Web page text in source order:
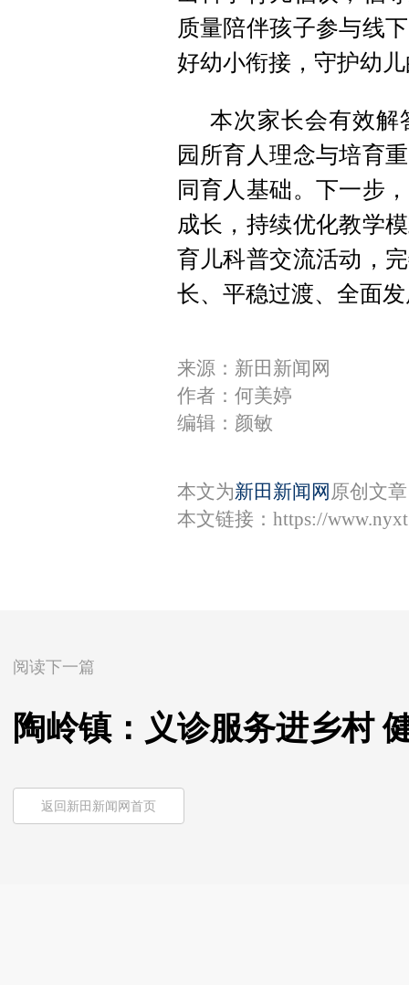
质量陪伴孩子参与线
好幼小衔接，守护幼
本次家长会有效解
园所育人理念与培育
同育人基础。下一步
成长，持续优化教学
育儿科普交流活动，
长、平稳过渡、全面
来源：新田新闻网
作者：何美婷
编辑：颜敏
本文为新田新闻网 原创文
本文链接： https://
阅读下一篇
陶岭镇：义诊服务进乡村
返回新田新闻网首页